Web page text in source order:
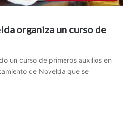
organiza un curso de
un curso de primeros auxilios en
de Novelda que se